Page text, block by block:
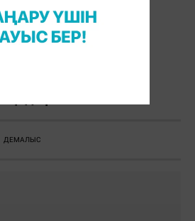
мен пайдалы
YouTube арнамызға
ДЕМАЛЫС